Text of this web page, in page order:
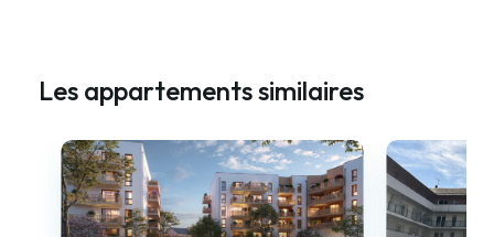
Les appartements similaires